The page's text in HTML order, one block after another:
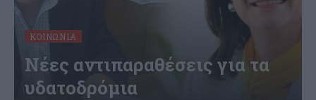
ΚΟΙΝΩΝΊΑ
Νέες αντιπαραθέσεις για τα
υδατοδρόμια